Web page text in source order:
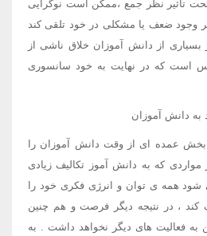
تاثیر نظر جمع ،ممکن است نوگرایی
وجود ضعف یا مشکلی در خود تلقی کند
از دانش آموزان خلاق ناشی از
است که در نهایت به خود سانسوری
بخش عمده ای از وقت دانش آموزان را
که به دانش آموز تکالیف زیادی
شود همه ی توان و انرژی فکری خود را
کند ، در نتیجه دیگر فرصت و هم چنین
به فعالیت های دیگر نخواهد داشت . به